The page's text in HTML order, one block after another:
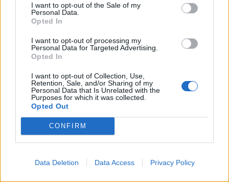
I want to opt-out of the Sale of my
Personal Data.
Opted In
I want to opt-out of processing my
Personal Data for Targeted Advertising.
Opted In
I want to opt-out of Collection, Use,
Retention, Sale, and/or Sharing of my
Personal Data that Is Unrelated with the
Purposes for which it was collected.
Opted Out
CONFIRM
Data Deletion Data Access Privacy Policy
ΡΟΗ ΕΙΔΗΣΕΩΝ
για την ενίσχυση της βιοασφάλειας